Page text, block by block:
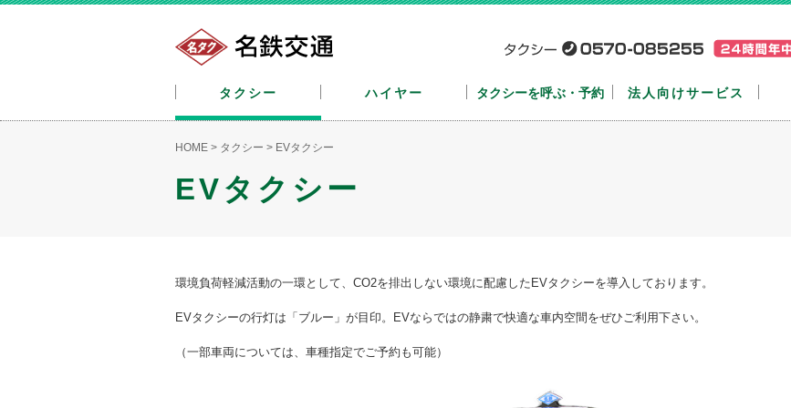
タクシー ハイヤー タクシーを呼ぶ・予約 法人向けサービス
HOME > タクシー > EVタクシー
EVタクシー
環境負荷軽減活動の一環として、CO2を排出しない環境に配慮したEVタクシーを導入しております。
EVタクシーの行灯は「ブルー」が目印。EVならではの静粛で快適な車内空間をぜひご利用下さい。
（一部車両については、車種指定でご予約も可能）